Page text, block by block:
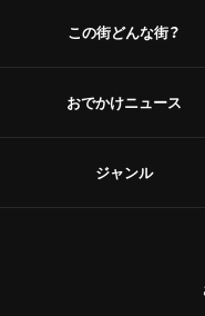
この街どんな街？
おでかけニュース
ジャンル